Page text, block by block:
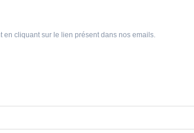
en cliquant sur le lien présent dans nos emails.